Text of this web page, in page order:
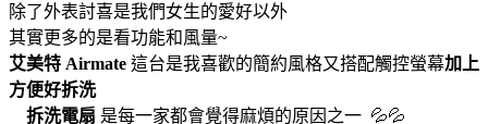
除了外表討喜是我們女生的愛好以外
其實更多的是看功能和風量~
艾美特 Airmate 這台是我喜歡的簡約風格又搭配觸控螢幕加上
方便好拆洗
拆洗電扇 是每一家都會覺得麻煩的原因之一 💦💦